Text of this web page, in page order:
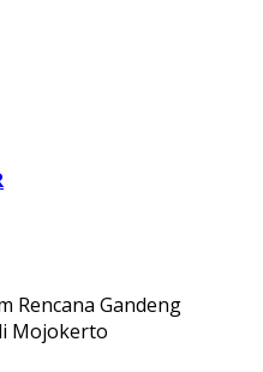
Rencana Gandeng
Mojokerto